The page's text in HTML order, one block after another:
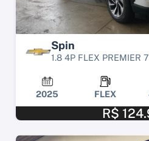
Spin
1.8 4P FLEX PREMIER
2025 FLEX
R$